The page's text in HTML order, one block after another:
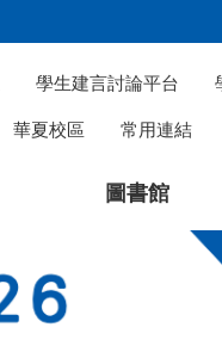
學生建言討論平台
華夏校區 常用連結
圖書館